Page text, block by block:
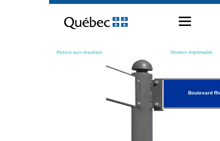
contenu
Retour aux résultats Version imprimable
Boulevard